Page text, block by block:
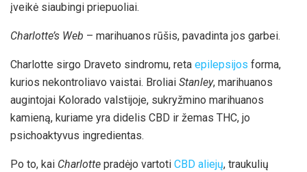
įveikė siaubingi priepuoliai.
Charlotte’s Web – marihuanos rūšis, pavadinta jos garbei.
Charlotte sirgo Draveto sindromu, reta epilepsijos forma,
kurios nekontroliavo vaistai. Broliai Stanley, marihuanos
augintojai Kolorado valstijoje, sukryžmino marihuanos
kamieną, kuriame yra didelis CBD ir žemas THC, jo
psichoaktyvus ingredientas.
Po to, kai Charlotte pradėjo vartoti CBD aliejų, traukulių